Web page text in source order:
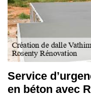
Service
en béton avec